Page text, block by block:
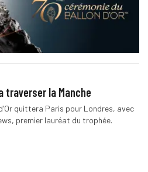
traverser la Manche
quittera Paris pour Londres, avec
premier lauréat du trophée.